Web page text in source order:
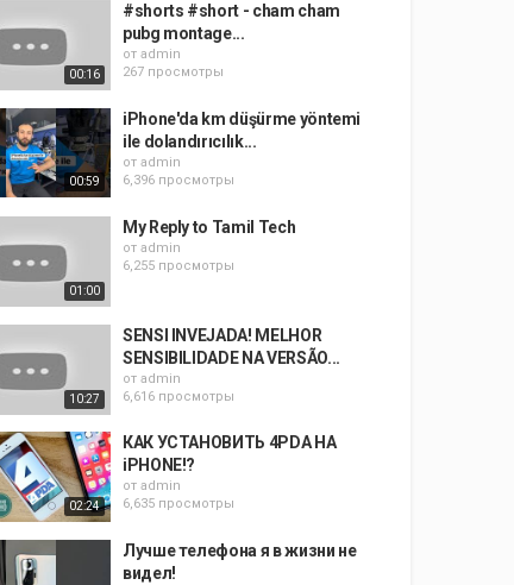
00:16
#shorts #short - cham cham
pubg montage...
от admin
267 просмотры
00:59
iPhone'da km düşürme yöntemi
ile dolandırıcılık...
от admin
6,396 просмотры
01:00
My Reply to Tamil Tech
от admin
6,255 просмотры
10:27
SENSI INVEJADA! MELHOR
SENSIBILIDADE NA VERSÃO...
от admin
6,616 просмотры
02:24
КАК УСТАНОВИТЬ 4PDA НА
iPHONE!?
от admin
6,635 просмотры
Лучше телефона я в жизни не
видел!